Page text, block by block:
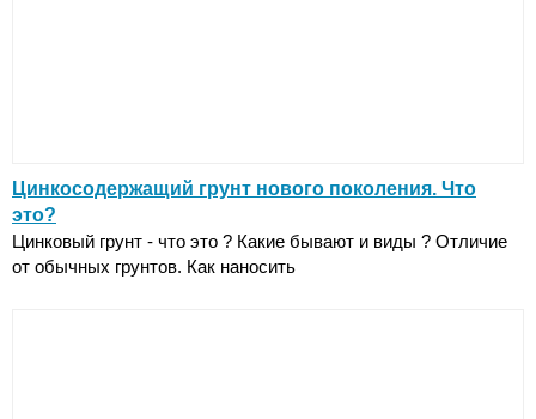
Цинкосодержащий грунт нового поколения. Что
это?
Цинковый грунт - что это ? Какие бывают и виды ? Отличие
от обычных грунтов. Как наносить